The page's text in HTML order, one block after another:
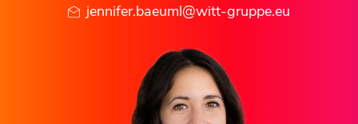
jennifer.baeuml@witt-gruppe.eu